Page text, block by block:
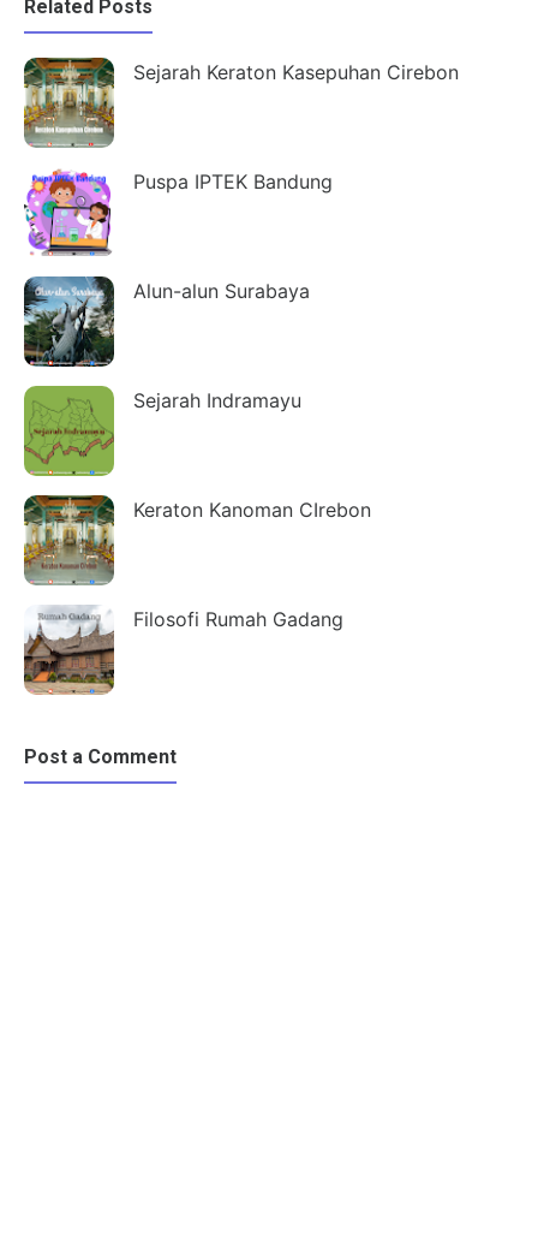
Related Posts
Sejarah Keraton Kasepuhan Cirebon
Puspa IPTEK Bandung
Alun-alun Surabaya
Sejarah Indramayu
Keraton Kanoman CIrebon
Filosofi Rumah Gadang
Post a Comment